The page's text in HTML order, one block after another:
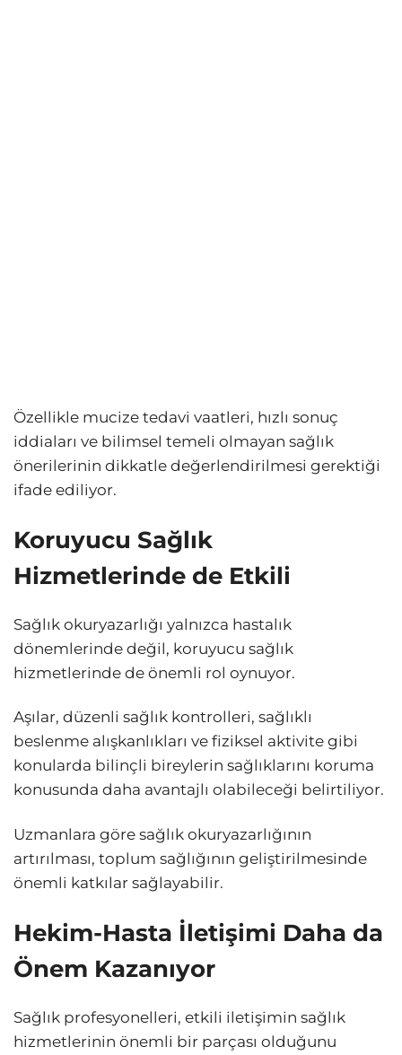
Özellikle mucize tedavi vaatleri, hızlı sonuç
iddiaları ve bilimsel temeli olmayan sağlık
önerilerinin dikkatle değerlendirilmesi gerektiği
ifade ediliyor.
Koruyucu Sağlık
Hizmetlerinde de Etkili
Sağlık okuryazarlığı yalnızca hastalık
dönemlerinde değil, koruyucu sağlık
hizmetlerinde de önemli rol oynuyor.
Aşılar, düzenli sağlık kontrolleri, sağlıklı
beslenme alışkanlıkları ve fiziksel aktivite gibi
konularda bilinçli bireylerin sağlıklarını koruma
konusunda daha avantajlı olabileceği belirtiliyor.
Uzmanlara göre sağlık okuryazarlığının
artırılması, toplum sağlığının geliştirilmesinde
önemli katkılar sağlayabilir.
Hekim-Hasta İletişimi Daha da
Önem Kazanıyor
Sağlık profesyonelleri, etkili iletişimin sağlık
hizmetlerinin önemli bir parçası olduğunu